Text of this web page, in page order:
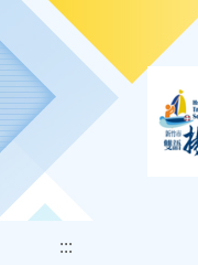
:::